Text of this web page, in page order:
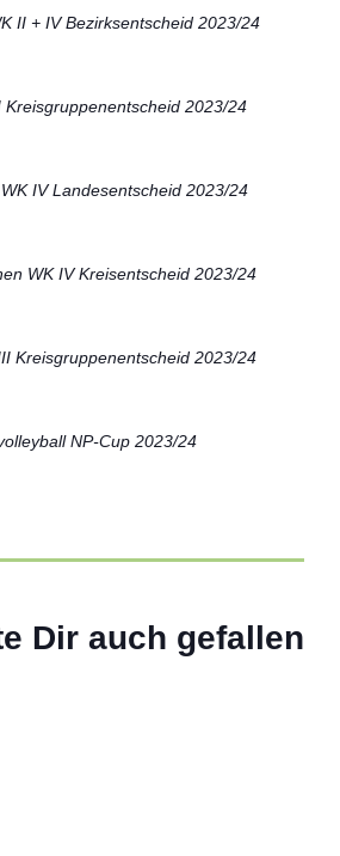
II + IV Bezirksentscheid 2023/24
Kreisgruppenentscheid 2023/24
IV Landesentscheid 2023/24
WK IV Kreisentscheid 2023/24
Kreisgruppenentscheid 2023/24
NP-Cup 2023/24
Dir auch gefallen